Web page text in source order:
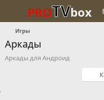
PROTVbox
Игры
Аркады
Аркады для Андроид